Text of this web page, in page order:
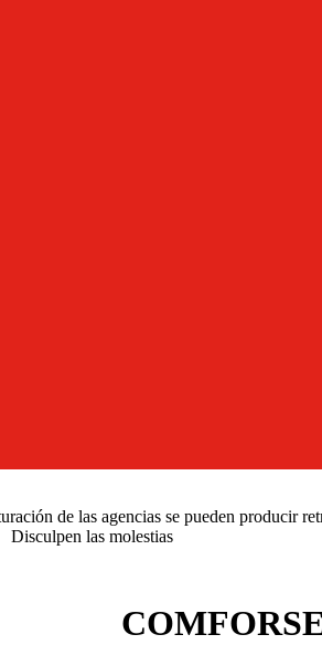
de las agencias se pueden producir
Disculpen las molestias